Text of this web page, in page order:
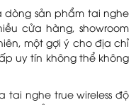
dòng sản phẩm tai nghe
cửa hàng, showroom
một gợi ý cho địa chỉ
uy tín không thể không
tai nghe true wireless độ